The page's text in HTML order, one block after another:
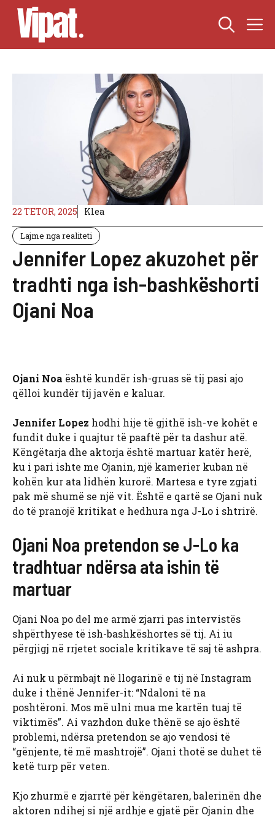
Skip
content
22 TETOR, 2025 Klea
Lajme nga realiteti
Jennifer Lopez akuzohet për
tradhti nga ish-bashkëshorti
Ojani Noa
Ojani Noa është kundër ish-gruas së tij pasi ajo
qëlloi kundër tij javën e kaluar.
Jennifer Lopez hodhi hije të gjithë ish-ve kohët e
fundit duke i quajtur të paaftë për ta dashur atë.
Këngëtarja dhe aktorja është martuar katër herë,
ku i pari ishte me Ojanin, një kamerier kuban në
kohën kur ata lidhën kurorë. Martesa e tyre zgjati
pak më shumë se një vit. Është e qartë se Ojani nuk
do të pranojë kritikat e hedhura nga J-Lo i shtrirë.
Ojani Noa pretendon se J-Lo ka
tradhtuar ndërsa ata ishin të
martuar
Ojani Noa po del me armë zjarri pas intervistës
shpërthyese të ish-bashkëshortes së tij. Ai iu
përgjigj në rrjetet sociale kritikave të saj të ashpra.
Ai nuk u përmbajt në llogarinë e tij në Instagram
duke i thënë Jennifer-it: “Ndaloni të na
poshtëroni. Mos më ulni mua me kartën tuaj të
viktimës”. Ai vazhdon duke thënë se ajo është
problemi, ndërsa pretendon se ajo vendosi të
“gënjente, të më mashtrojë”. Ojani thotë se duhet të
ketë turp për veten.
Kjo zhurmë e zjarrtë për këngëtaren, balerinën dhe
aktoren ndihej si një ardhje e gjatë për Ojanin dhe